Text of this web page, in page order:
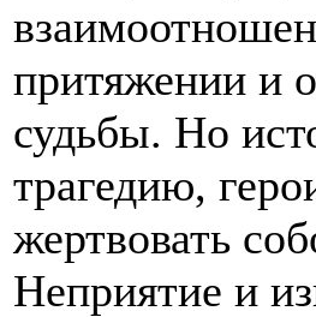
притяжении и
судьбы. Но
трагедию,
жертвовать
Неприятие и